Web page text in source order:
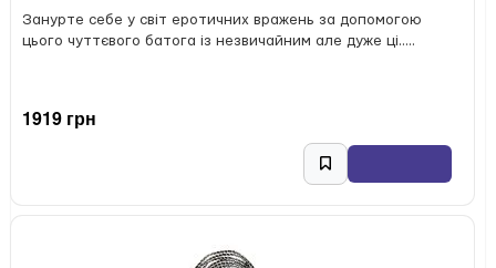
Занурте себе у світ еротичних вражень за допомогою
цього чуттєвого батога із незвичайним але дуже ці.....
1919 грн